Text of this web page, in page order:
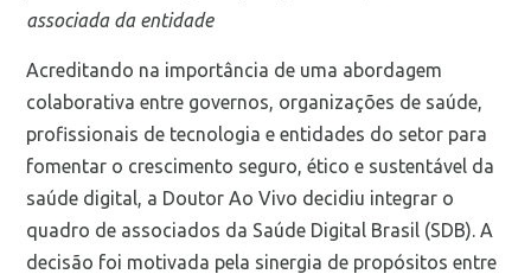
associada da entidade
Acreditando na importância de uma abordagem
colaborativa entre governos, organizações de saúde,
profissionais de tecnologia e entidades do setor para
fomentar o crescimento seguro, ético e sustentável da
saúde digital, a Doutor Ao Vivo decidiu integrar o
quadro de associados da Saúde Digital Brasil (SDB). A
decisão foi motivada pela sinergia de propósitos entre